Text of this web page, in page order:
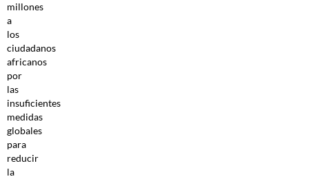
millones
a
los
ciudadanos
africanos
por
las
insuficientes
medidas
globales
para
reducir
la